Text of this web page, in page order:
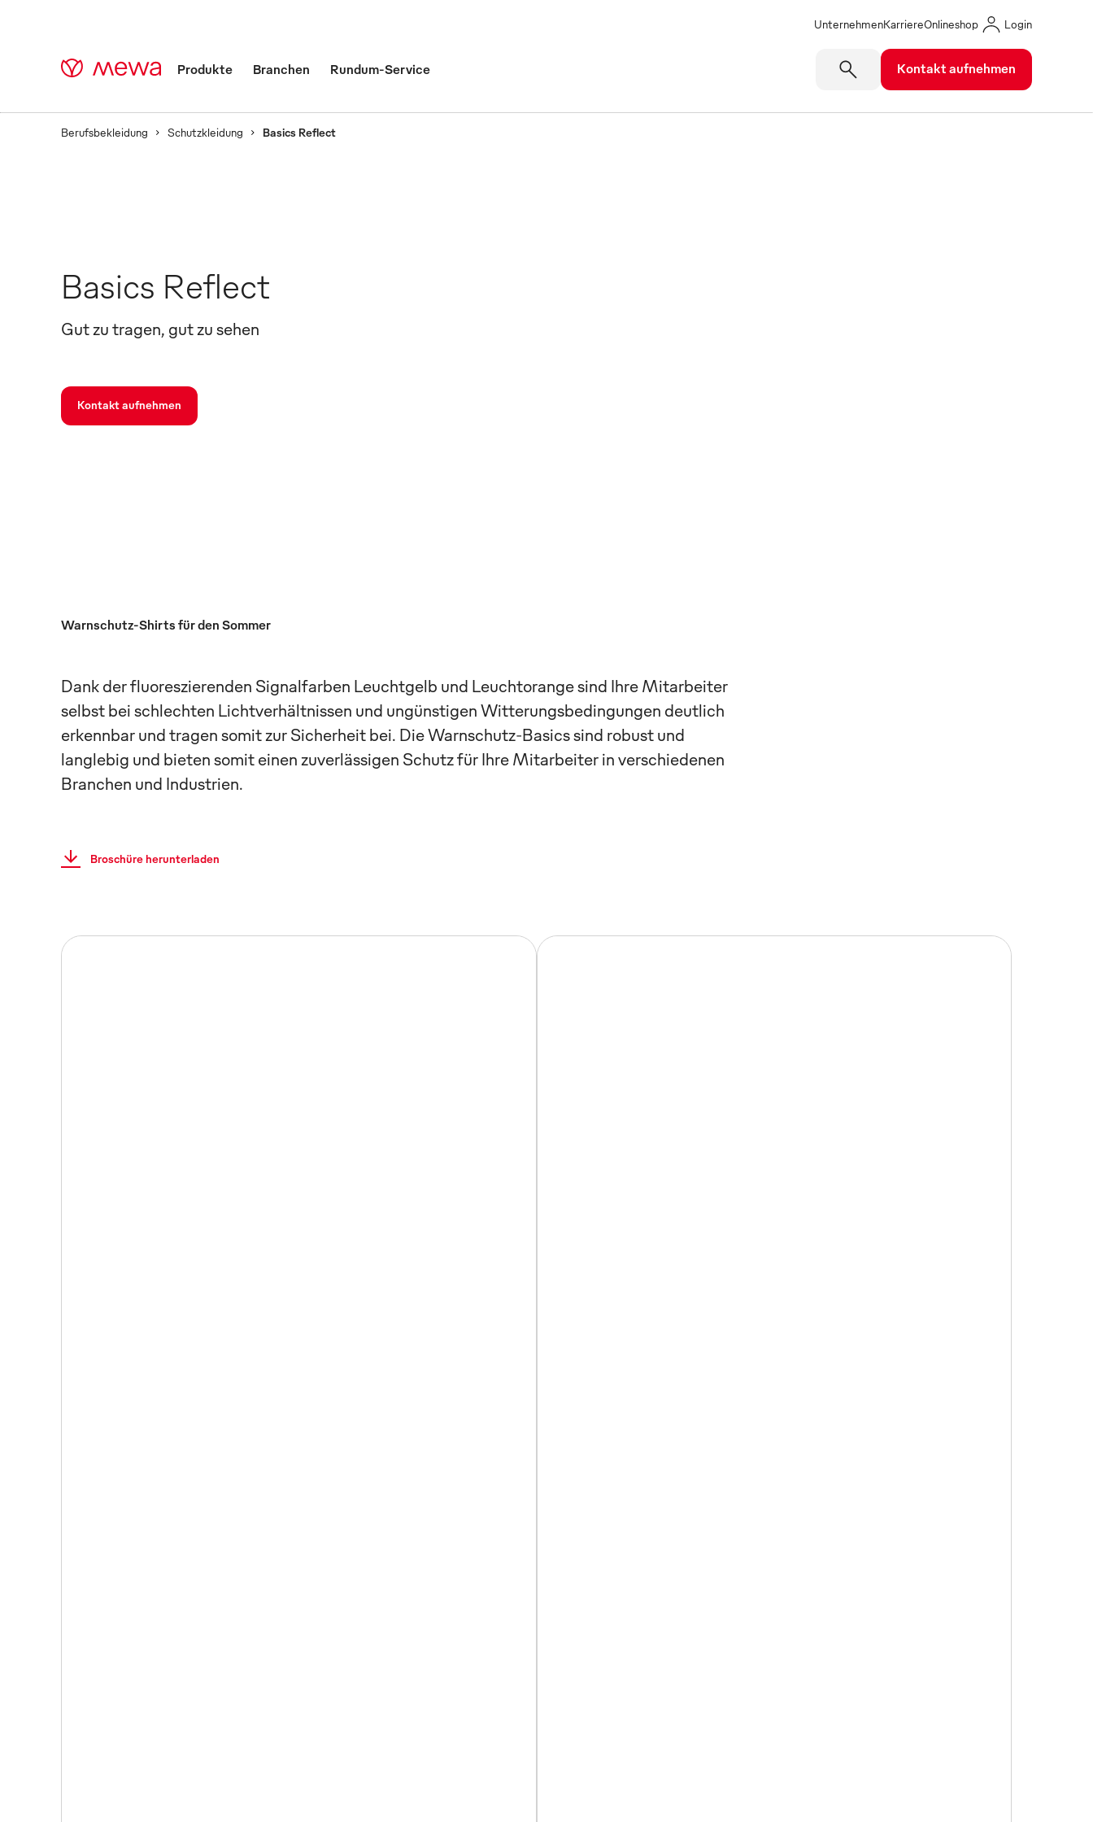
UnternehmenKarriereOnlineshop Login
Produkte Branchen Rundum-Service Kontakt aufnehmen
Berufsbekleidung Schutzkleidung Basics Reflect
Basics Reflect
Gut zu tragen, gut zu sehen
Kontakt aufnehmen
Warnschutz-Shirts für den Sommer
Dank der fluoreszierenden Signalfarben Leuchtgelb und Leuchtorange sind Ihre Mitarbeiter
selbst bei schlechten Lichtverhältnissen und ungünstigen Witterungsbedingungen deutlich
erkennbar und tragen somit zur Sicherheit bei. Die Warnschutz-Basics sind robust und
langlebig und bieten somit einen zuverlässigen Schutz für Ihre Mitarbeiter in verschiedenen
Branchen und Industrien.
Broschüre herunterladen